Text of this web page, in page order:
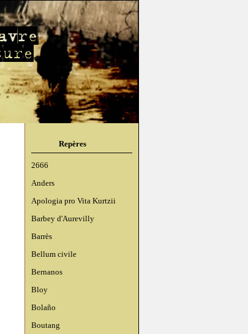
Repères
2666
Anders
Apologia pro Vita Kurtzii
Barbey d'Aurevilly
Barrès
Bellum civile
Bernanos
Bloy
Bolaño
Boutang